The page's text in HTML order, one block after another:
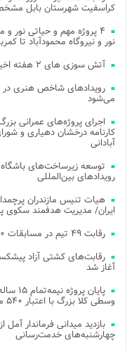
کراسفیت شهرستان بابل
۴ پروژه مهم و حیاتی نور و
نور و نیروگاه محمودآباد تا
آتش‌ سوزی‌ های ۲ هفته اخیر میانکاله عمدی بود
می‌شود
اجرای پروژه‌های عمرانی
کارنامه درخشان دهیاری و
آبادانی
توسعه زیرساخت‌های
رویدادهای بین‌المللی
هیات تنیس مازندران
ایران/ مدیریت هدفمند سکوی
رقابت ۴۹ تیم در مسابقات ۲۰۰ امتیازی تنیس ساحلی کشور در مازندران
آغاز شد
وسطی کلا بزرگ با اعتبار ۵۴۰ میلیاردی
چهارشنبه‌های خدمت‌رسانی